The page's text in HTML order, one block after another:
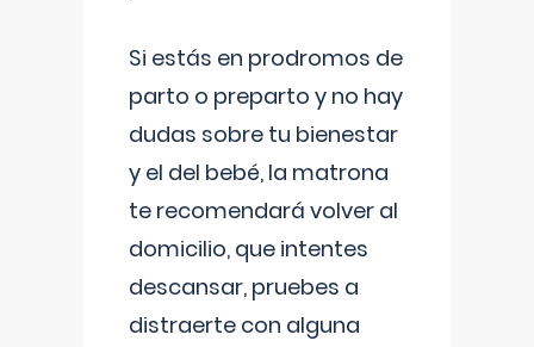
Si estás en prodromos de
parto o preparto y no hay
dudas sobre tu bienestar
y el del bebé, la matrona
te recomendará volver al
domicilio, que intentes
descansar, pruebes a
distraerte con alguna